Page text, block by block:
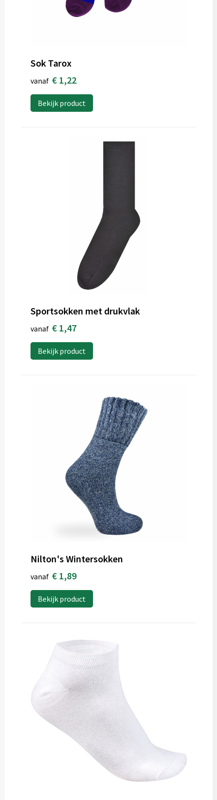
Sok Tarox
vanaf € 1,22
Bekijk product
Sportsokken met drukvlak
vanaf € 1,47
Bekijk product
Nilton's Wintersokken
vanaf € 1,89
Bekijk product